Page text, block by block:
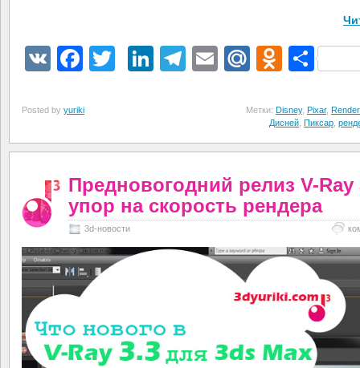
VK Facebook
TwitterLinkedIn
Telegram
EmailMail.Ru
Posted by yuriki Метки: Disney, Pixar,
Дисней Пиксар
Предновогодний релиз V-Ray
упор на скорость рендера
3d-новости